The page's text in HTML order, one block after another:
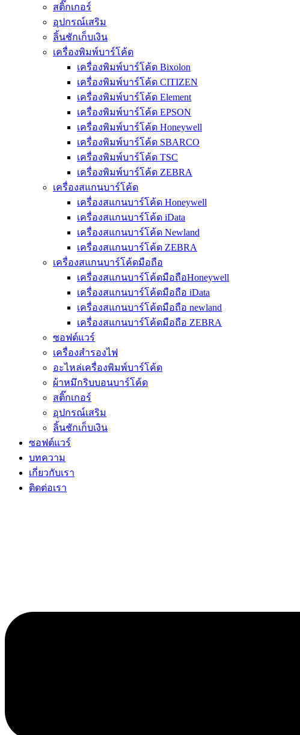
สติ๊กเกอร์
อุปกรณ์เสริม
ลิ้นชักเก็บเงิน
เครื่องพิมพ์บาร์โค้ด
เครื่องพิมพ์บาร์โค้ด Bixolon
เครื่องพิมพ์บาร์โค้ด CITIZEN
เครื่องพิมพ์บาร์โค้ด Element
เครื่องพิมพ์บาร์โค้ด EPSON
เครื่องพิมพ์บาร์โค้ด Honeywell
เครื่องพิมพ์บาร์โค้ด SBARCO
เครื่องพิมพ์บาร์โค้ด TSC
เครื่องพิมพ์บาร์โค้ด ZEBRA
เครื่องสแกนบาร์โค้ด
เครื่องสแกนบาร์โค้ด Honeywell
เครื่องสแกนบาร์โค้ด iData
เครื่องสแกนบาร์โค้ด Newland
เครื่องสแกนบาร์โค้ด ZEBRA
เครื่องสแกนบาร์โค้ดมือถือ
เครื่องสแกนบาร์โค้ดมือถือHoneywell
เครื่องสแกนบาร์โค้ดมือถือ iData
เครื่องสแกนบาร์โค้ดมือถือ newland
เครื่องสแกนบาร์โค้ดมือถือ ZEBRA
ซอฟต์แวร์
เครื่องสำรองไฟ
อะไหล่เครื่องพิมพ์บาร์โค้ด
ผ้าหมึกริบบอนบาร์โค้ด
สติ๊กเกอร์
อุปกรณ์เสริม
ลิ้นชักเก็บเงิน
ซอฟต์แวร์
บทความ
เกี่ยวกับเรา
ติดต่อเรา